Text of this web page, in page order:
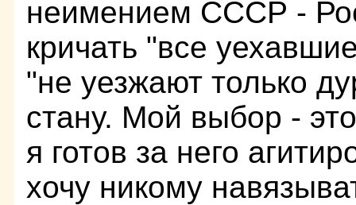
неимением СССР -
кричать "все
"не уезжают только
стану. Мой выбор -
я готов за него
хочу никому